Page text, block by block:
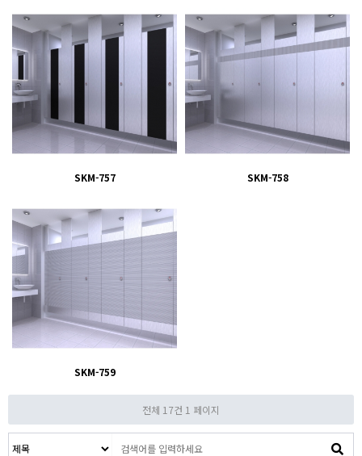
SKM-757 SKM-758
SKM-759
전체 17건 1 페이지